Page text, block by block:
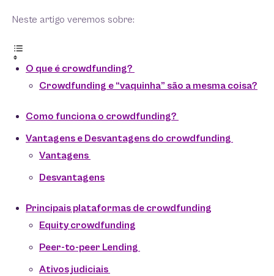
Neste artigo veremos sobre:
O que é crowdfunding?
Crowdfunding e “vaquinha” são a mesma coisa?
Como funciona o crowdfunding?
Vantagens e Desvantagens do crowdfunding
Vantagens
Desvantagens
Principais plataformas de crowdfunding
Equity crowdfunding
Peer-to-peer Lending
Ativos judiciais